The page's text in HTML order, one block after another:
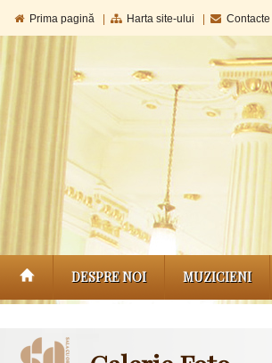
Prima pagină Harta site-ului Contacte
DESPRE NOI MUZICIENI